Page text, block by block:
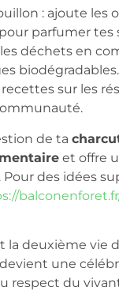
: ajoute les
parfumer tes
déchets en
biodégradables.
sur les
de ta
et offre
des idées
la deuxième vie
une
respect du